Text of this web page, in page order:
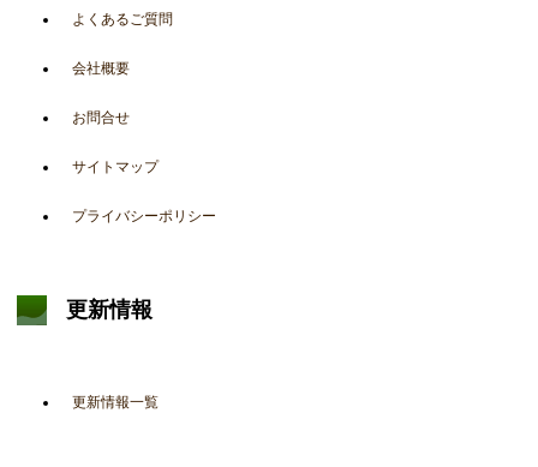
よくあるご質問
会社概要
お問合せ
サイトマップ
プライバシーポリシー
更新情報
更新情報一覧